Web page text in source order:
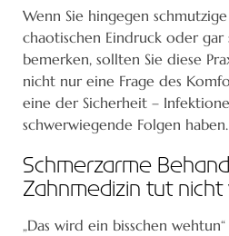
Wenn Sie hingegen
chaotischen Eindruck oder gar
bemerken, sollten Sie diese
nicht nur eine Frage des
eine der Sicherheit –
schwerwiegende Folgen haben.
Schmerzarme
Zahnmedizin tut nicht
„Das wird ein bisschen